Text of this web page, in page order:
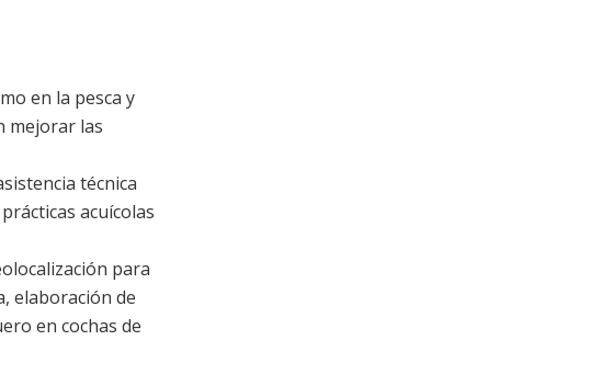
en la pesca y
mejorar las
técnica
acuícolas
para
elaboración de
en cochas de